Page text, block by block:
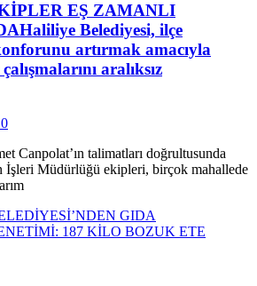
EŞ ZAMANLI
Belediyesi, ilçe
artırmak amacıyla
aralıksız
0
Canpolat’ın talimatları doğrultusunda
İşleri Müdürlüğü ekipleri, birçok mahallede